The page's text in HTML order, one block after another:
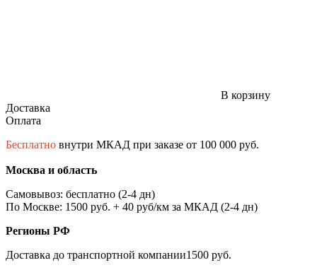
В корзину
Доставка
Оплата
Бесплатно внутри МКАД при заказе от 100 000 руб.
Москва и область
Самовывоз: бесплатно (2-4 дн)
По Москве: 1500 руб. + 40 руб/км за МКАД (2-4 дн)
Регионы РФ
Доставка до транспортной компании1500 руб.